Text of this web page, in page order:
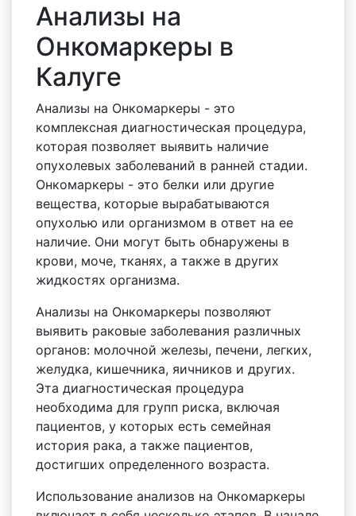
Анализы на
Онкомаркеры в
Калуге
Анализы на Онкомаркеры - это
комплексная диагностическая процедура,
которая позволяет выявить наличие
опухолевых заболеваний в ранней стадии.
Онкомаркеры - это белки или другие
вещества, которые вырабатываются
опухолью или организмом в ответ на ее
наличие. Они могут быть обнаружены в
крови, моче, тканях, а также в других
жидкостях организма.
Анализы на Онкомаркеры позволяют
выявить раковые заболевания различных
органов: молочной железы, печени, легких,
желудка, кишечника, яичников и других.
Эта диагностическая процедура
необходима для групп риска, включая
пациентов, у которых есть семейная
история рака, а также пациентов,
достигших определенного возраста.
Использование анализов на Онкомаркеры